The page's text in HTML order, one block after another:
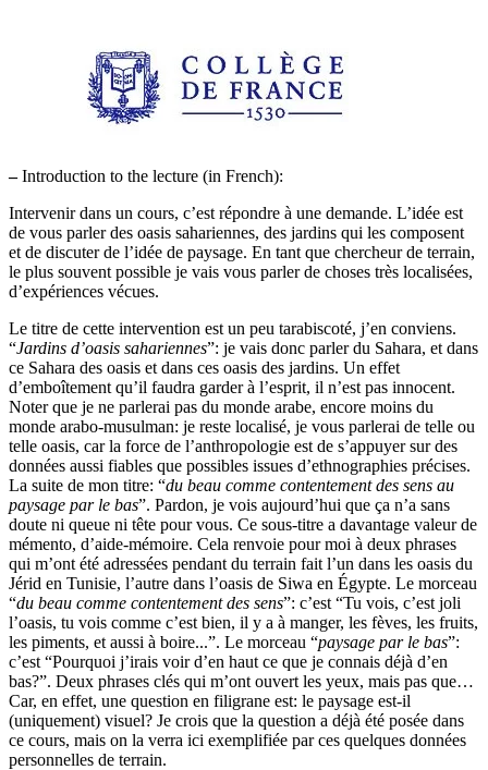
–Introduction to the lecture (in French):
Intervenir dans un cours, c’est répondre à une demande. L’idée est
de vous parler des oasis sahariennes, des jardins qui les composent
et de discuter de l’idée de paysage. En tant que chercheur de terrain,
le plus souvent possible je vais vous parler de choses très localisées,
d’expériences vécues.
Le titre de cette intervention est un peu tarabiscoté, j’en conviens.
“Jardins d’oasis sahariennes”: je vais donc parler du Sahara, et dans
ce Sahara des oasis et dans ces oasis des jardins. Un effet
d’emboîtement qu’il faudra garder à l’esprit, il n’est pas innocent.
Noter que je ne parlerai pas du monde arabe, encore moins du
monde arabo-musulman: je reste localisé, je vous parlerai de telle ou
telle oasis, car la force de l’anthropologie est de s’appuyer sur des
données aussi fiables que possibles issues d’ethnographies précises.
La suite de mon titre: “du beau comme contentement des sens au
paysage par le bas”. Pardon, je vois aujourd’hui que ça n’a sans
doute ni queue ni tête pour vous. Ce sous-titre a davantage valeur de
mémento, d’aide-mémoire. Cela renvoie pour moi à deux phrases
qui m’ont été adressées pendant du terrain fait l’un dans les oasis du
Jérid en Tunisie, l’autre dans l’oasis de Siwa en Égypte. Le morceau
“du beau comme contentement des sens”: c’est “Tu vois, c’est joli
l’oasis, tu vois comme c’est bien, il y a à manger, les fèves, les fruits,
les piments, et aussi à boire...”. Le morceau “paysage par le bas”:
c’est “Pourquoi j’irais voir d’en haut ce que je connais déjà d’en
bas?”. Deux phrases clés qui m’ont ouvert les yeux, mais pas que…
Car, en effet, une question en filigrane est: le paysage est-il
(uniquement) visuel? Je crois que la question a déjà été posée dans
ce cours, mais on la verra ici exemplifiée par ces quelques données
personnelles de terrain.